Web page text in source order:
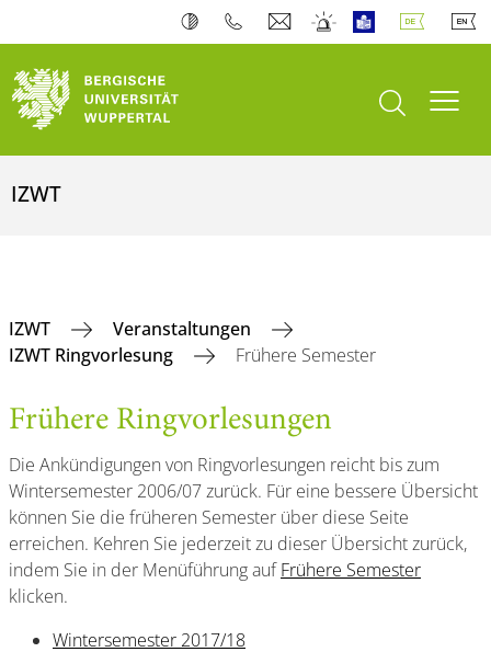
Suche öffnen
IZWT
IZWT
Veranstaltungen
IZWT Ringvorlesung
Frühere Semester
Frühere Ringvorlesungen
Die Ankündigungen von Ringvorlesungen reicht bis zum
Wintersemester 2006/07 zurück. Für eine bessere Übersicht
können Sie die früheren Semester über diese Seite
erreichen. Kehren Sie jederzeit zu dieser Übersicht zurück,
indem Sie in der Menüführung aufFrühere Semester
klicken.
Wintersemester 2017/18